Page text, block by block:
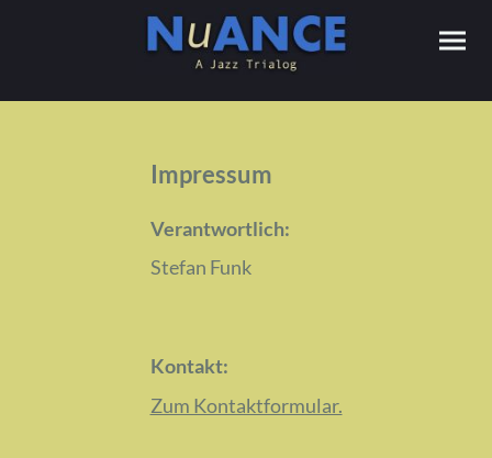
Impressum
Verantwortlich:
Stefan Funk
Kontakt:
Zum Kontaktformular.